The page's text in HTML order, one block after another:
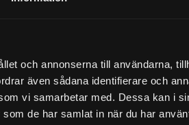
och annonserna till användarna,
även sådana identifierare och
vi samarbetar med. Dessa kan i
de har samlat in när du har
Diameter 85 mm (3.35 inch)
Diameter 25 mm (0.98 inch)
113 mm (4.45 inch)
99 Percent
Type Cellulose